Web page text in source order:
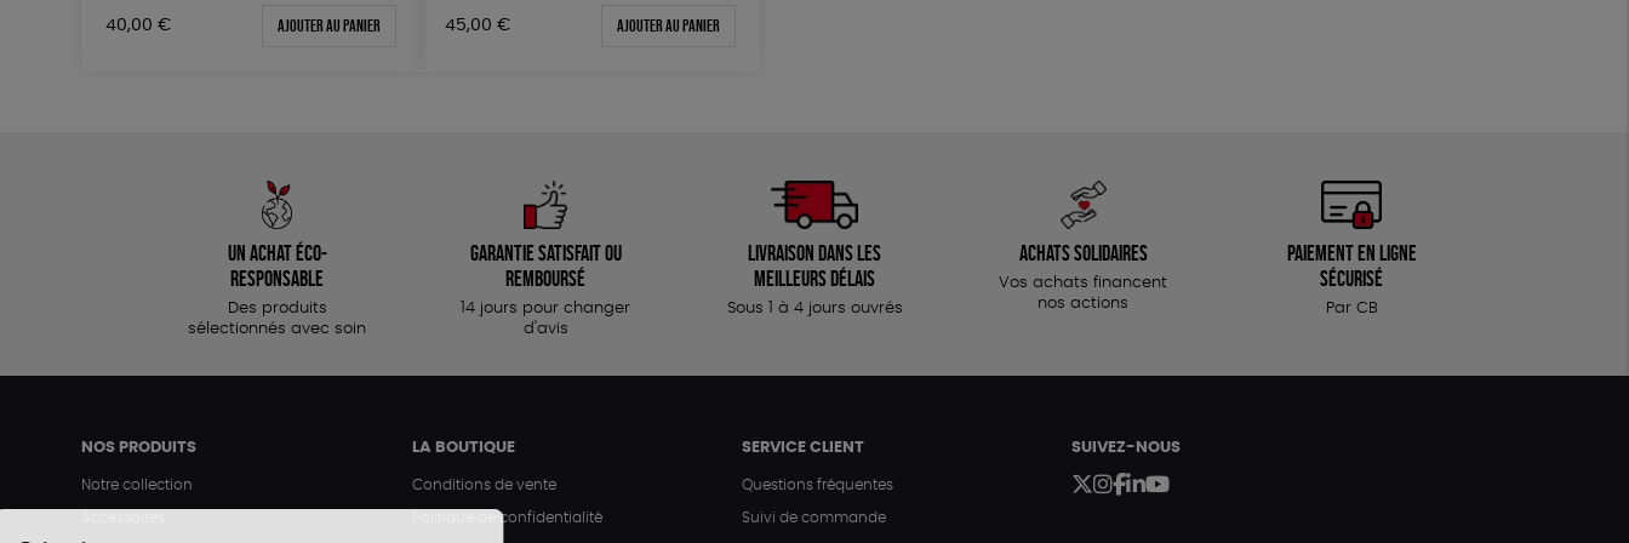
40,00 € Ajouter au panier 45,00 € Ajouter au panier
Un achat éco-
responsable
Des produits
sélectionnés avec soin
Garantie satisfait ou
remboursé
14 jours pour changer
d'avis
Livraison dans les
meilleurs délais
Sous 1 à 4 jours ouvrés
Achats solidaires
Vos achats financent
nos actions
Paiement en ligne
sécurisé
Par CB
NOS PRODUITS
Notre collection
LA BOUTIQUE
Conditions de vente
Politique de confidentialité
SERVICE CLIENT
Questions fréquentes
Suivi de commande
SUIVEZ-NOUS